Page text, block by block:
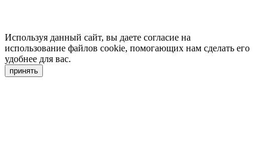
Используя данный сайт, вы даете согласие на
использование файлов cookie, помогающих нам сделать его
удобнее для вас.
принять